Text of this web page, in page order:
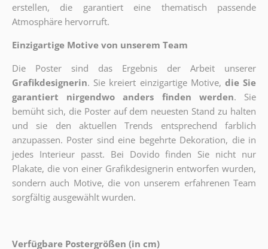
erstellen, die garantiert eine thematisch passende
Atmosphäre hervorruft.
Einzigartige Motive von unserem Team
Die Poster sind das Ergebnis der Arbeit unserer
Grafikdesignerin. Sie kreiert einzigartige Motive, die Sie
garantiert nirgendwo anders finden werden. Sie
bemüht sich, die Poster auf dem neuesten Stand zu halten
und sie den aktuellen Trends entsprechend farblich
anzupassen. Poster sind eine begehrte Dekoration, die in
jedes Interieur passt. Bei Dovido finden Sie nicht nur
Plakate, die von einer Grafikdesignerin entworfen wurden,
sondern auch Motive, die von unserem erfahrenen Team
sorgfältig ausgewählt wurden.
Verfügbare Postergrößen (in cm)